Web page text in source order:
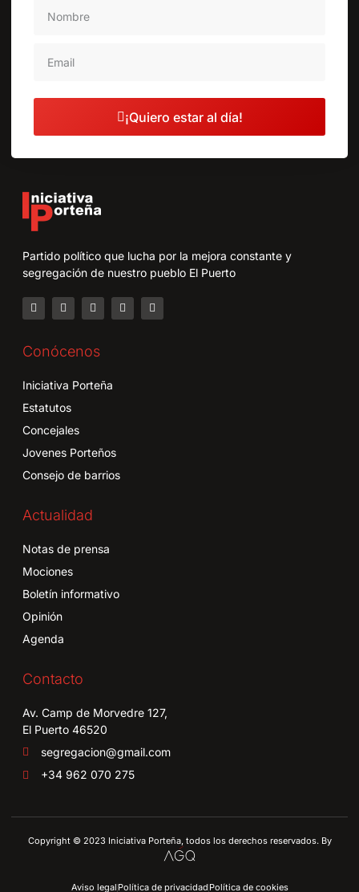
¡Quiero estar al día!
Partido político que lucha por la mejora constante y
segregación de nuestro pueblo El Puerto
Conócenos
Iniciativa Porteña
Estatutos
Concejales
Jovenes Porteños
Consejo de barrios
Actualidad
Notas de prensa
Mociones
Boletín informativo
Opinión
Agenda
Contacto
Av. Camp de Morvedre 127,
El Puerto 46520
segregacion@gmail.com
+34 962 070 275
Copyright © 2023 Iniciativa Porteña, todos los derechos reservados. By
Aviso legalPolítica de privacidadPolítica de cookies